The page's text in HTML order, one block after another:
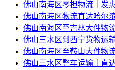
佛山南海区零担物流｜发
佛山南海区物流直达哈尔
佛山南海区至吉林大件物
佛山三水区到西宁货物运
佛山南海区至鞍山大件物
佛山三水区整车运输｜直